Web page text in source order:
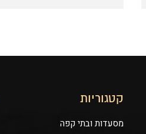
קטגוריות
מסעדות ובתי קפה